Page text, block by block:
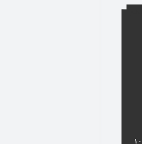
لاک ژل کرومی کهکشانی حجم ۱۰